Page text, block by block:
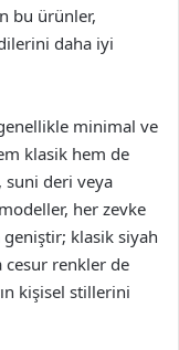
bu ürünler,
daha iyi
minimal ve
klasik hem de
suni deri veya
her zevke
geniştir; klasik siyah
cesur renkler de
kişisel stillerini